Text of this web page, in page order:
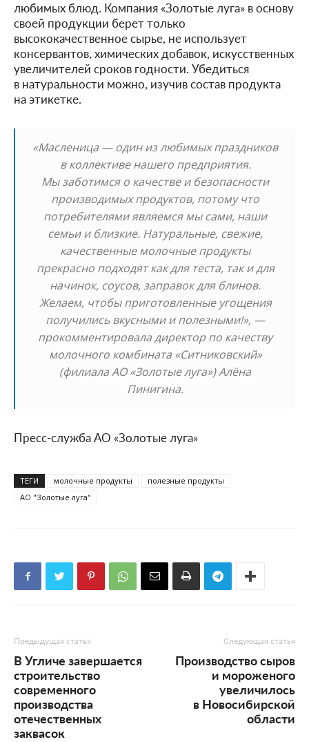
любимых блюд. Компания «Золотые луга» в основу
своей продукции берет только
высококачественное сырье, не использует
консервантов, химических добавок, искусственных
увеличителей сроков годности. Убедиться
в натуральности можно, изучив состав продукта
на этикетке.
«Масленица — один из любимых праздников
в коллективе нашего предприятия.
Мы заботимся о качестве и безопасности
производимых продуктов, потому что
потребителями являемся мы сами, наши
семьи и близкие. Натуральные, свежие,
качественные молочные продукты
прекрасно подходят как для теста, так и для
начинок, соусов, заправок для блинов.
Желаем, чтобы приготовленные угощения
получились вкусными и полезными!», —
прокомментировала директор по качеству
молочного комбината «Ситниковский»
(филиала АО «Золотые луга») Алёна
Пинигина.
Пресс-служба АО «Золотые луга»
ТЕГИ молочные продукты
полезные продукты
АО "Золотые луга"
Предыдущая статья
В Угличе завершается
строительство
современного
производства
отечественных
заквасок
Следующая статья
Производство сыров
и мороженого
увеличилось
в Новосибирской
области